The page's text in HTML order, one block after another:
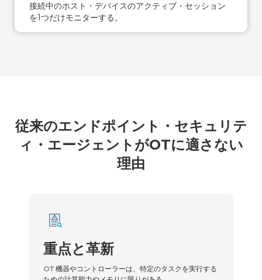
接続中のホスト・デバイスのアクティブ・セッション
を1つだけモニターする。
従来のエンドポイント・セキュリテ
ィ・エージェントがOTに適さない
理由
重点と革新
OT 機器やコントローラーは、特定のタスクを実行する